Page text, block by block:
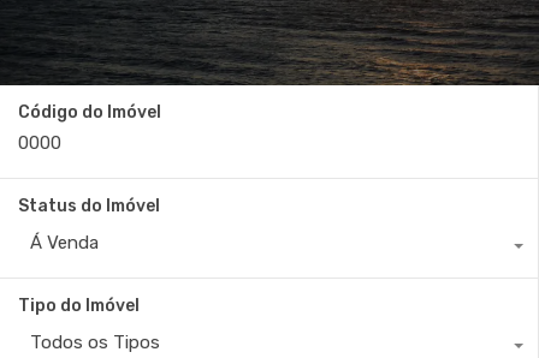
Código do Imóvel
Status do Imóvel
Á Venda
Tipo do Imóvel
Todos os Tipos